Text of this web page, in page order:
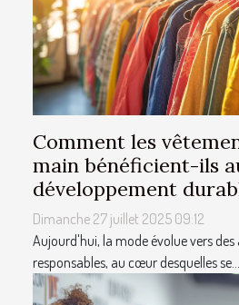
Comment les
main bénéficient-ils
développement
Dimanche 27 juillet 2025 09:12
Aujourd'hui, la mode évolue vers
responsables, au cœur desquelles se...